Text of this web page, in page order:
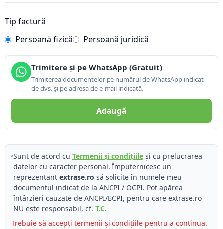
Tip factură
Persoană fizică
Persoană juridică
Trimitere și pe WhatsApp (Gratuit)
Trimiterea documentelor pe numărul de WhatsApp indicat
de dvs. și pe adresa de e-mail indicată.
Adaugă
Sunt de acord cu Termenii și condițiileși cu prelucrarea
datelor cu caracter personal. Împuternicesc un
reprezentant extrase.ro să solicite în numele meu
documentul indicat de la ANCPI / OCPI. Pot apărea
întârzieri cauzate de ANCPI/BCPI, pentru care extrase.ro
NU este responsabil, cf. T.C.
Trebuie să accepți termenii și condițiile pentru a continua.